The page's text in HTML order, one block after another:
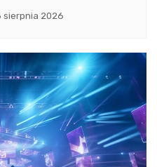
sierpnia 2026